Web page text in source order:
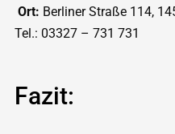
Ort: Berliner Straße 114,
Tel.: 03327 – 731 731
Fazit: